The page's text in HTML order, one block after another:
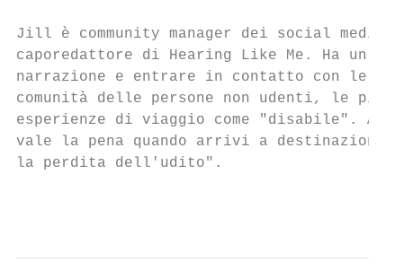
Jill è community manager dei social media
caporedattore di Hearing Like Me. Ha un
narrazione e entrare in contatto con le
comunità delle persone non udenti, le
esperienze di viaggio come "disabile". A
vale la pena quando arrivi a
la perdita dell'udito".